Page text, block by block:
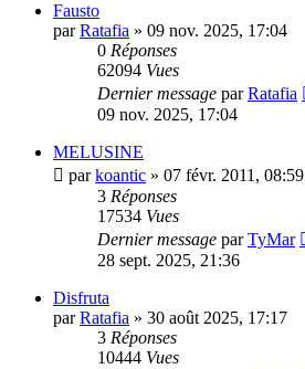
Fausto
parRatafia » 09 nov. 2025, 17:04
0 Réponses
62094 Vues
Dernier message parRatafia
09 nov. 2025, 17:04
MELUSINE
parkoantic » 07 févr. 2011, 08:59
3 Réponses
17534 Vues
Dernier message parTyMar
28 sept. 2025, 21:36
Disfruta
parRatafia » 30 août 2025, 17:17
3 Réponses
10444 Vues